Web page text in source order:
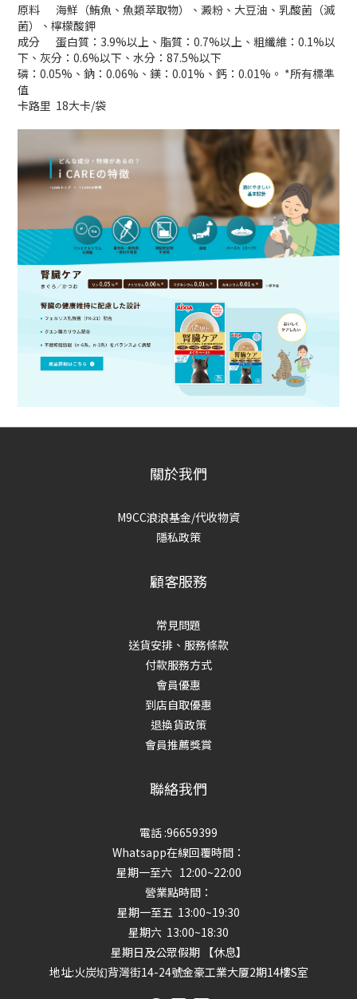
原料
海鮮（鮪魚、魚類萃取物）、澱粉、大豆油、乳酸菌（滅
菌）、檸檬酸鉀
成分
蛋白質：3.9%以上、脂質：0.7%以上、粗纖維：0.1%以
下、灰分：0.6%以下、水分：87.5%以下
磷：0.05%、鈉：0.06%、鎂：0.01%、鈣：0.01%。 *所有標準
值
卡路里 18大卡/袋
關於我們
M9CC浪浪基金/代收物資
隱私政策
顧客服務
常見問題
送貨安排、服務條款
付款服務方式
會員優惠
到店自取優惠
退換貨政策
會員推薦獎賞
聯絡我們
電話 :96659399
Whatsapp在線回覆時間：
星期一至六 12:00~22:00
營業點時間：
星期一至五 13:00~19:30
星期六 13:00~18:30
星期日及公眾假期 【休息】
地址:火炭㘭背灣街14-24號金豪工業大厦2期14樓S室